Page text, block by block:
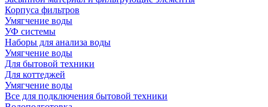
Корпуса фильтров
Умягчение воды
УФ системы
Наборы для анализа воды
Умягчение воды
Для бытовой техники
Для коттеджей
Умягчение воды
Все для подключения бытовой техники